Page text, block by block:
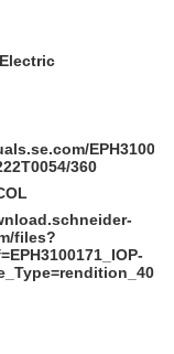
360
files?